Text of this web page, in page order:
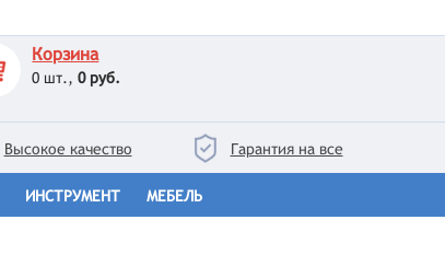
Корзина
0 шт.,0 руб.
Высокое качество Гарантия на все
ИНСТРУМЕНТ МЕБЕЛЬ